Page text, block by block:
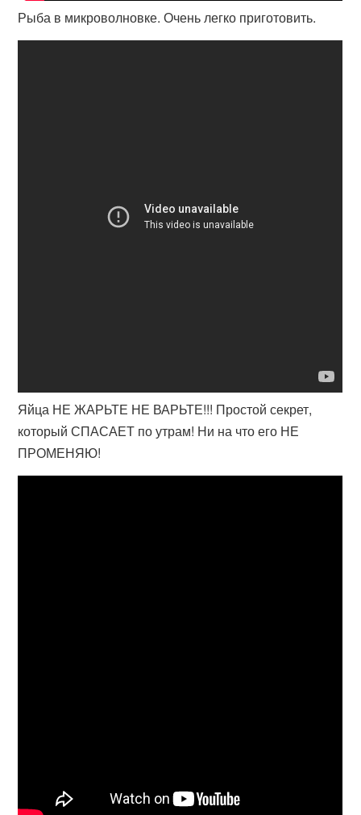
Рыба в микроволновке. Очень легко приготовить.
Яйца НЕ ЖАРЬТЕ НЕ ВАРЬТЕ!!! Простой секрет,
который СПАСАЕТ по утрам! Ни на что его НЕ
ПРОМЕНЯЮ!